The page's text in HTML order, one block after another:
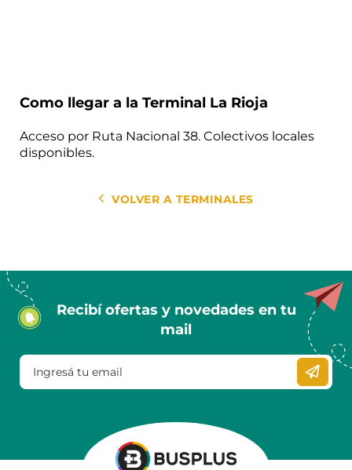
Como llegar a la Terminal La Rioja
Acceso por Ruta Nacional 38. Colectivos locales
disponibles.
VOLVER A TERMINALES
Recibí ofertas y novedades en tu
mail